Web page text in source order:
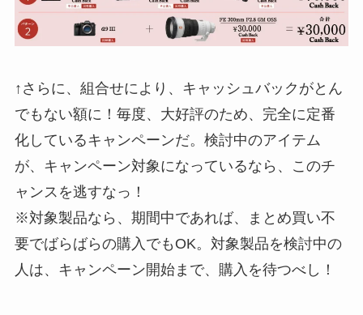
↑さらに、組合せにより、キャッシュバックがとん
でもない額に！毎度、大好評のため、完全に定番
化しているキャンペーンだ。検討中のアイテム
が、キャンペーン対象になっているなら、このチ
ャンスを逃すなっ！
※対象製品なら、期間中であれば、まとめ買い不
要でばらばらの購入でもOK。対象製品を検討中の
人は、キャンペーン開始まで、購入を待つべし！